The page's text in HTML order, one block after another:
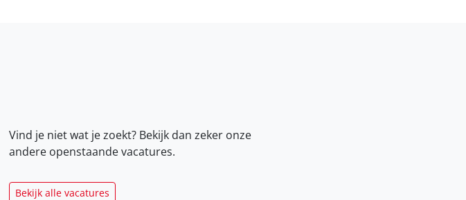
Vind je niet wat je zoekt? Bekijk dan zeker onze
andere openstaande vacatures.
Bekijk alle vacatures